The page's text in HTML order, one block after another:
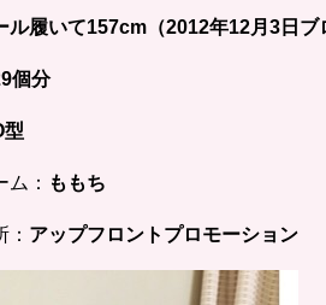
ル履いて157cm（2012年12月3日ブ
個分
型
ム： ももち
アップフロントプロモーション